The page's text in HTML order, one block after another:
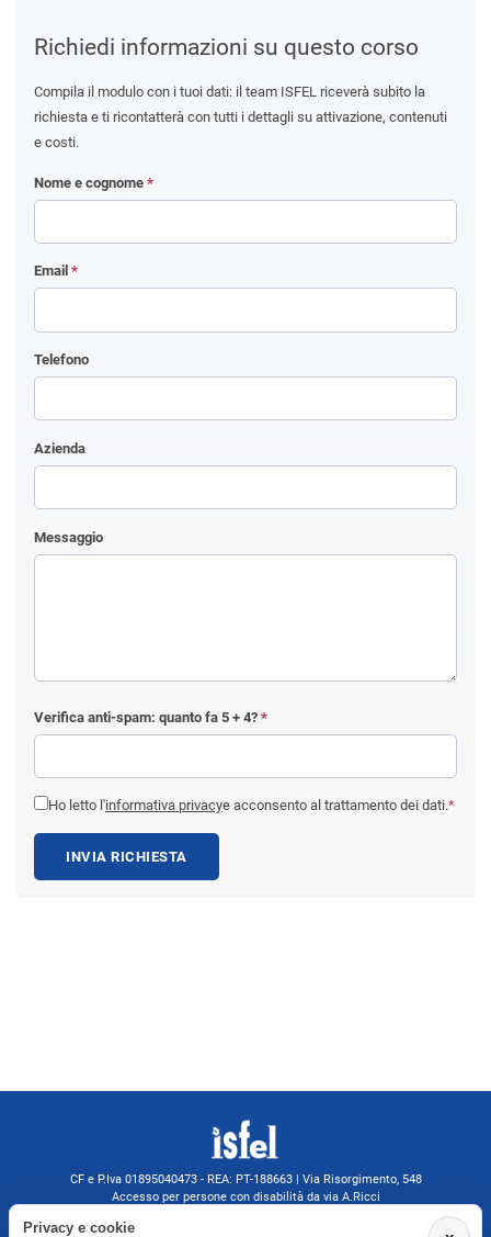
Richiedi informazioni su questo corso
Compila il modulo con i tuoi dati: il team ISFEL riceverà subito la
richiesta e ti ricontatterà con tutti i dettagli su attivazione, contenuti
e costi.
Nome e cognome *
Email *
Telefono
Azienda
Messaggio
Verifica anti-spam: quanto fa 5 + 4? *
Ho letto l'informativa privacye acconsento al trattamento dei dati.*
INVIA RICHIESTA
CF e P.Iva 01895040473 - REA: PT-188663 | Via Risorgimento, 548
Accesso per persone con disabilità da via A.Ricci
Privacy e cookie